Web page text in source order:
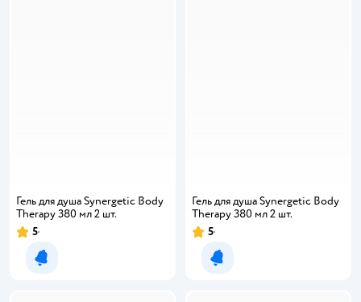
Гель для душа Synergetic Body
Therapy 380 мл 2 шт.
Рейтинг:
5
Уведомить о появлении
Гель для душа Synergetic Body
Therapy 380 мл 2 шт.
Рейтинг:
5
Уведомить о появлении